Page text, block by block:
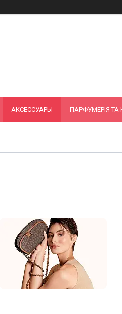
АКСЕССУАРЫ ПАРФУМЕРІЯ